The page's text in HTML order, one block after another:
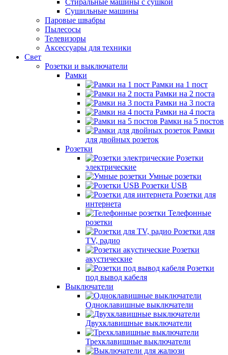
Стиральные машины с сушкой
Сушильные машины
Паровые швабры
Пылесосы
Телевизоры
Аксессуары для техники
Свет
Розетки и выключатели
Рамки
Рамки на 1 пост
Рамки на 2 поста
Рамки на 3 поста
Рамки на 4 поста
Рамки на 5 постов
Рамки
для двойных розеток
Розетки
Розетки
электрические
Умные розетки
Розетки USB
Розетки для
интернета
Телефонные
розетки
Розетки для
TV, радио
Розетки
акустические
Розетки
под вывод кабеля
Выключатели
Одноклавишные выключатели
Двухклавишные выключатели
Трехклавишные выключатели